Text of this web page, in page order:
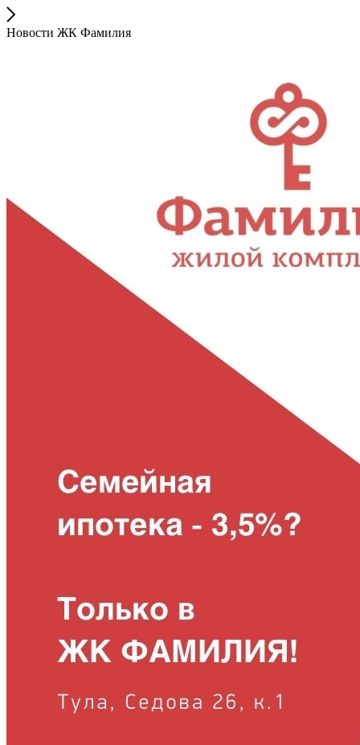
Новости ЖК Фамилия